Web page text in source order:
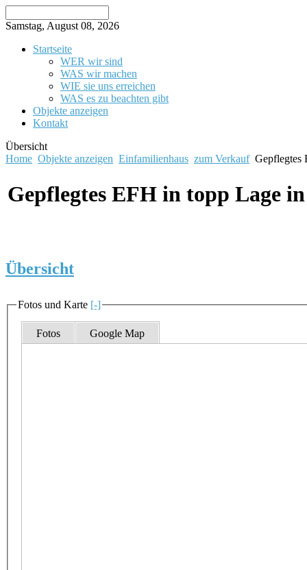
Samstag, August 08, 2026
Startseite
WER wir sind
WAS wir machen
WIE sie uns erreichen
WAS es zu beachten gibt
Objekte anzeigen
Kontakt
Übersicht
Home Objekte anzeigen Einfamilienhaus zum Verkauf Gepflegtes
Gepflegtes EFH in topp Lage
Übersicht
Fotos und Karte [-]
Fotos Google Map